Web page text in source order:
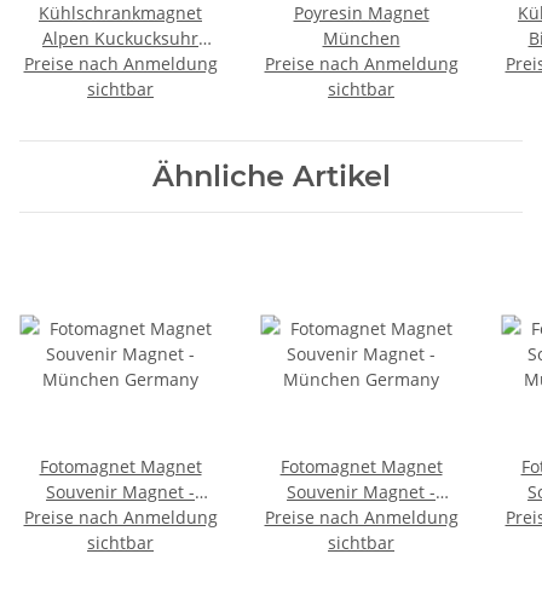
Kühlschrankmagnet
Alpen Kuckucksuhr
Magnet
Urlaubserinnerung
München
Preise nach Anmeldung
sichtbar
Poyresin Magnet
München
Preise nach Anmeldung
sichtbar
Ähnliche Artikel
Fotomagnet Magnet
Souvenir Magnet -
München Germany
Preise nach Anmeldung
sichtbar
Fotomagnet Magnet
Souvenir Magnet -
München Germany
Preise nach Anmeldung
sichtbar